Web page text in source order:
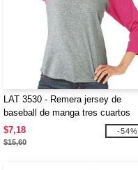
LAT 3530 - Remera jersey de
baseball de manga tres cuartos
$7,18
$15,60
-54%